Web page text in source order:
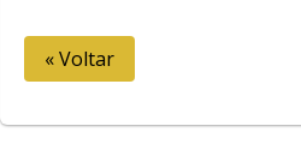
« Voltar